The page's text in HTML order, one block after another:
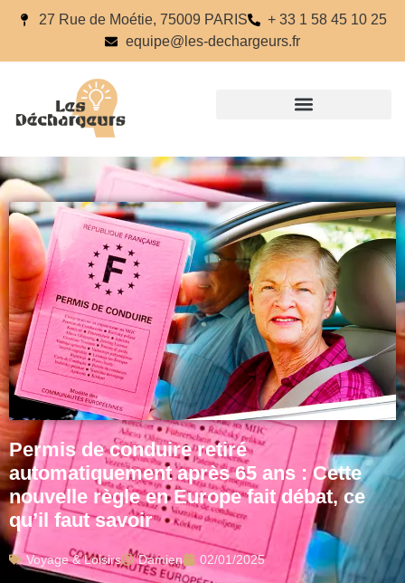
27 Rue de Moétie, 75009 PARIS
+ 33 1 58 45 10 25
equipe@les-dechargeurs.fr
Permis de conduire retiré
automatiquement après 65 ans : Cette
nouvelle règle en Europe fait débat, ce
qu’il faut savoir
Voyage & Loisirs Damien 02/01/2025